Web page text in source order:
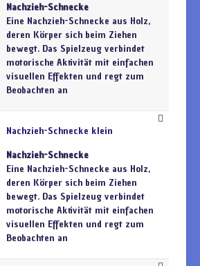
Nachzieh-Schnecke
Eine Nachzieh-Schnecke aus Holz,
deren Körper sich beim Ziehen
bewegt. Das Spielzeug verbindet
motorische Aktivität mit einfachen
visuellen Effekten und regt zum
Beobachten an
Nachzieh-Schnecke klein
Nachzieh-Schnecke
Eine Nachzieh-Schnecke aus Holz,
deren Körper sich beim Ziehen
bewegt. Das Spielzeug verbindet
motorische Aktivität mit einfachen
visuellen Effekten und regt zum
Beobachten an